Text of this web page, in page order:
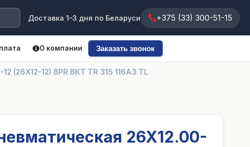
Доставка 1–3 дня по Беларуси +375 (33) 300-51-15
О компании Заказать звонок
(26X12-12) 8PR BKT TR 315 116A3 TL
26X12.00-